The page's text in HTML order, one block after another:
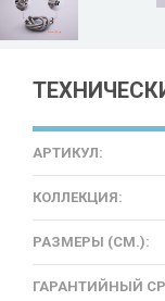
АРТИКУЛ:
КОЛЛЕКЦИЯ:
РАЗМЕРЫ (СМ.):
ГАРАНТИЙНЫЙ